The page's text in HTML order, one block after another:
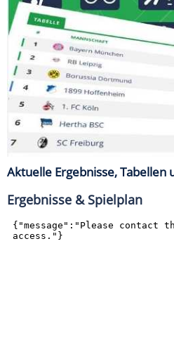
Aktuelle Ergebnisse, Tabellen
Ergebnisse & Spielplan